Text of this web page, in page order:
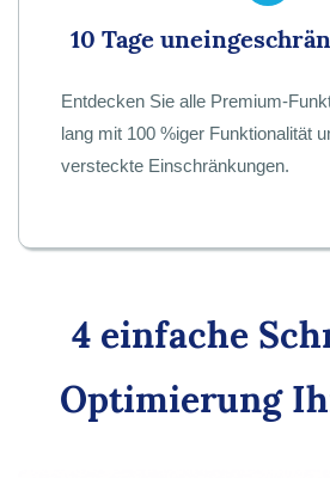
10 Tage
Entdecken Sie alle Premium-
lang mit 100 %iger Funktionalität
versteckte Einschränkungen.
4 einfache
Optimierung